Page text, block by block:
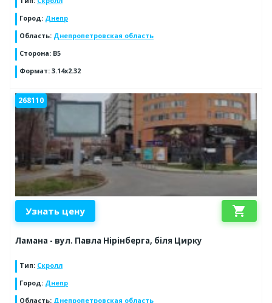
Город: Днепр
Область: Днепропетровская область
Сторона: В5
Формат: 3.14х2.32
268110
Узнать цену shopping_cart
Ламана - вул. Павла Нірінберга, біля Цирку
Тип: Скролл
Город: Днепр
Область: Днепропетровская область